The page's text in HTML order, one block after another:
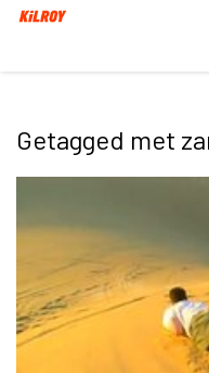
Getagged met